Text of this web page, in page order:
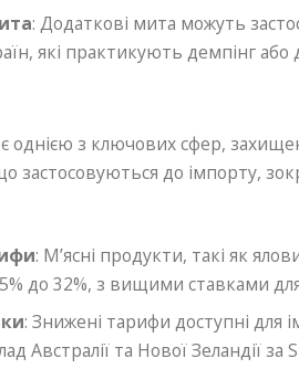
: Додаткові мита можуть
які практикують демпінг
є однією з ключових сфер,
застосовуються до імпорту,
: М’ясні продукти, такі як
до 32%, з вищими ставками для
: Знижені тарифи доступні для
Австралії та Нової Зеландії за